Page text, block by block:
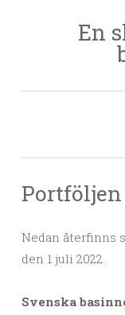
En
Portföljen
Nedan återfinns
den 1 juli 2022.
Svenska